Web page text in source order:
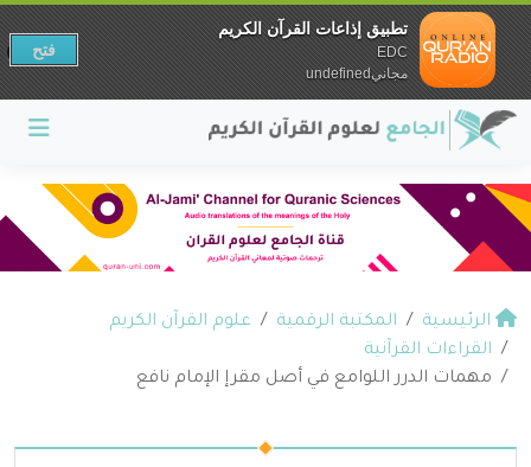
الرئيسية المكتبة الرقمية
علوم القرآن الكريم
القراءات القرآنية
مهمات الدرر اللوامع في أصل مقرإ الإمام نافع
تطبيق إذاعات القرآن الكريم
EDC
مجانيundefined
فتح